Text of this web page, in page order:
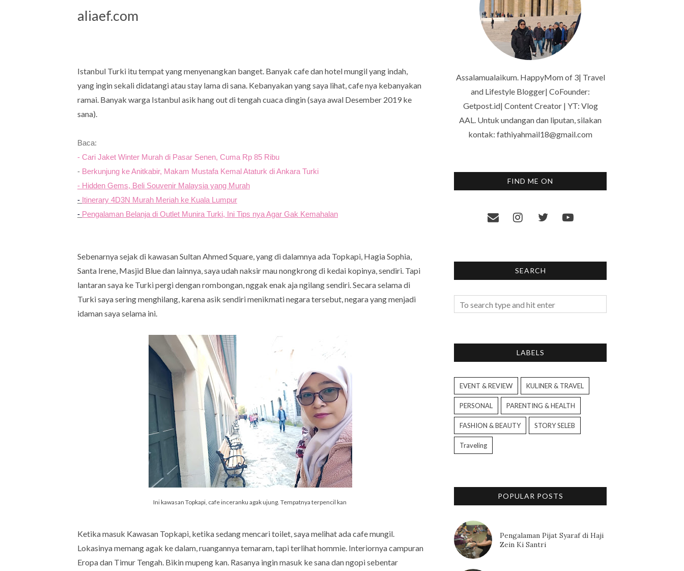
aliaef.com
Istanbul Turki itu tempat yang menyenangkan banget. Banyak cafe dan hotel mungil yang indah,
yang ingin sekali didatangi atau stay lama di sana. Kebanyakan yang saya lihat, cafe nya kebanyakan
ramai. Banyak warga Istanbul asik hang out di tengah cuaca dingin (saya awal Desember 2019 ke
sana).
Baca:
- Cari Jaket Winter Murah di Pasar Senen, Cuma Rp 85 Ribu
- Berkunjung ke Anitkabir, Makam Mustafa Kemal Ataturk di Ankara Turki
- Hidden Gems, Beli Souvenir Malaysia yang Murah
- Itinerary 4D3N Murah Meriah ke Kuala Lumpur
- Pengalaman Belanja di Outlet Munira Turki, Ini Tips nya Agar Gak Kemahalan
Sebenarnya sejak di kawasan Sultan Ahmed Square, yang di dalamnya ada Topkapi, Hagia Sophia,
Santa Irene, Masjid Blue dan lainnya, saya udah naksir mau nongkrong di kedai kopinya, sendiri. Tapi
lantaran saya ke Turki pergi dengan rombongan, nggak enak aja ngilang sendiri. Secara selama di
Turki saya sering menghilang, karena asik sendiri menikmati negara tersebut, negara yang menjadi
idaman saya selama ini.
Ini kawasan Topkapi, cafe inceranku agak ujung. Tempatnya terpencil kan
Ketika masuk Kawasan Topkapi, ketika sedang mencari toilet, saya melihat ada cafe mungil.
Lokasinya memang agak ke dalam, ruangannya temaram, tapi terlihat hommie. Interiornya campuran
Eropa dan Timur Tengah. Bikin mupeng kan. Rasanya ingin masuk ke sana dan ngopi sebentar
Assalamualaikum. HappyMom of 3| Travel
and Lifestyle Blogger| CoFounder:
Getpost.id| Content Creator | YT: Vlog
AAL. Untuk undangan dan liputan, silakan
kontak: fathiyahmail18@gmail.com
FIND ME ON
SEARCH
LABELS
EVENT & REVIEW KULINER & TRAVEL
PERSONAL PARENTING & HEALTH
FASHION & BEAUTY STORY SELEB
Traveling
POPULAR POSTS
Pengalaman Pijat Syaraf di Haji
Zein Ki Santri